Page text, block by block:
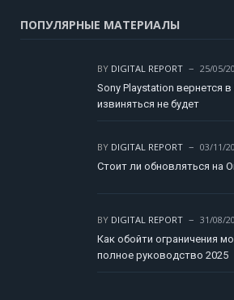
ПОПУЛЯРНЫЕ МАТЕРИАЛЫ
BY DIGITAL REPORT
25/05/
Sony Playstation вернется
извиняться не будет
BY DIGITAL REPORT
03/11/
Стоит ли обновляться на
BY DIGITAL REPORT
31/08/
Как обойти ограничения
полное руководство 2025